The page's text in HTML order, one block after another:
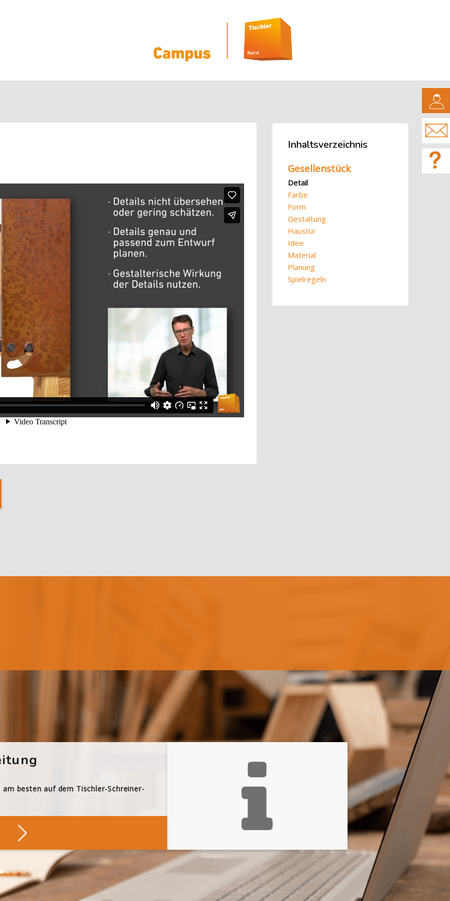
Inhaltsverzeichnis überspringen
Inhaltsverzeichnis
Gesellenstück
Detail
Farbe
Form
Gestaltung
Haustür
Idee
Material
Planung
Spielregeln
besten auf dem Tischler-Schreiner-